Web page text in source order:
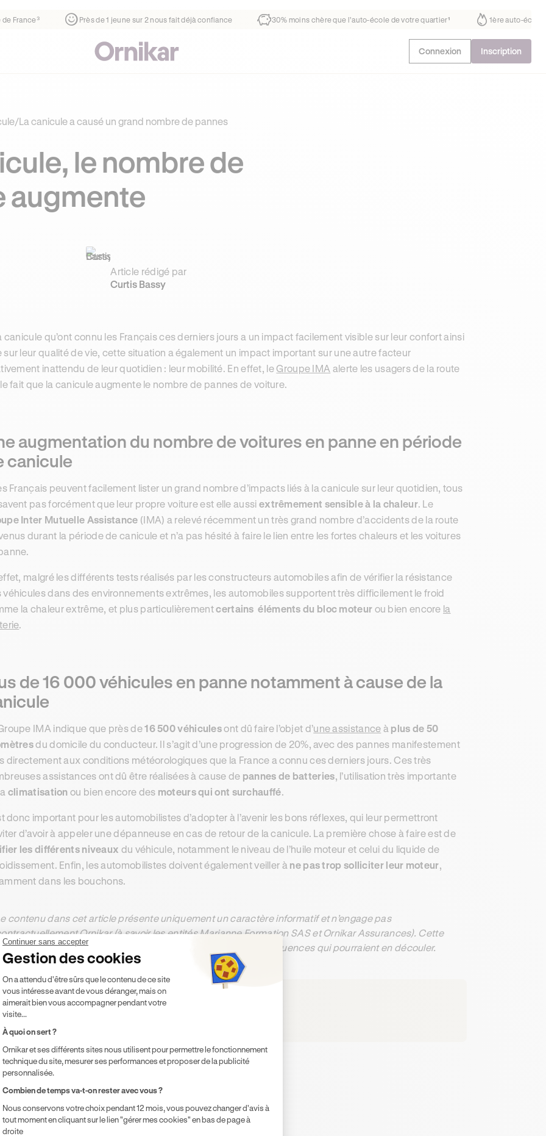
¹ 1ère auto-école de France³ Près de 1 jeune sur 2 nous fait déjà confiance 30% moins chère que l’auto-école de votre
Connexion Inscription
/La canicule a causé un grand nombre de pannes
le nombre de
augmente
Article rédigé par
Curtis Bassy
canicule qu’ont connu les Français ces derniers jours a un impact facilement visible sur leur confort ainsi
sur leur qualité de vie, cette situation a également un impact important sur une autre facteur
inattendu de leur quotidien : leur mobilité. En effet, leGroupe IMA alerte les usagers de la route
fait que la canicule augmente le nombre de pannes de voiture.
augmentation du nombre de voitures en panne en période
canicule
Français peuvent facilement lister un grand nombre d’impacts liés à la canicule sur leur quotidien, tous
pas forcément que leur propre voiture est elle aussi extrêmement sensible à la chaleur. Le
Inter Mutuelle Assistance (IMA) a relevé récemment un très grand nombre d’accidents de la route
durant la période de canicule et n’a pas hésité à faire le lien entre les fortes chaleurs et les voitures
malgré les différents tests réalisés par les constructeurs automobiles afin de vérifier la résistance
véhicules dans des environnements extrêmes, les automobiles supportent très difficilement le froid
la chaleur extrême, et plus particulièrementcertains éléments du bloc moteur ou bien encore la
.
de 16 000 véhicules en panne notamment à cause de la
IMA indique que près de16 500 véhiculesont dû faire l’objet d’une assistance à plus de 50
du domicile du conducteur. Il s’agit d’une progression de 20%, avec des pannes manifestement
directement aux conditions météorologiques que la France a connu ces derniers jours. Ces très
assistances ont dû être réalisées à cause de pannes de batteries, l’utilisation très importante
climatisation ou bien encore des moteurs qui ont surchauffé.
donc important pour les automobilistes d’adopter à l’avenir les bons réflexes, qui leur permettront
d’avoir à appeler une dépanneuse en cas de retour de la canicule. La première chose à faire est de
les différents niveaux du véhicule, notamment le niveau de l’huile moteur et celui du liquide de
Enfin, les automobilistes doivent également veiller à ne pas trop solliciter leur moteur,
dans les bouchons.
contenu dans cet article présente uniquement un caractère informatif et n’engage pas
Ornikar (à savoir les entités Marianne Formation SAS et Ornikar Assurances). Cette
dernière décline toute responsabilité sur les décisions et conséquences qui pourraient en découler.
Résumer cet article avec :
ChatGPT
Continuer sans accepter
Gestion des cookies
Plateforme de Gestion du Consentement : Personnalisez vos Options
On a attendu d'être sûrs que le contenu de ce site
vous intéresse avant de vous déranger, mais on
aimerait bien vous accompagner pendant votre
visite...
À quoi on sert ?
Ornikar et ses différents sites nous utilisent pour permettre le fonctionnement
technique du site, mesurer ses performances et proposer de la publicité
personnalisée.
Combien de temps va-t-on rester avec vous ?
Nous conservons votre choix pendant 12 mois, vous pouvez changer d'avis à
tout moment en cliquant sur le lien "gérer mes cookies" en bas de page à
droite
Axeptio consent